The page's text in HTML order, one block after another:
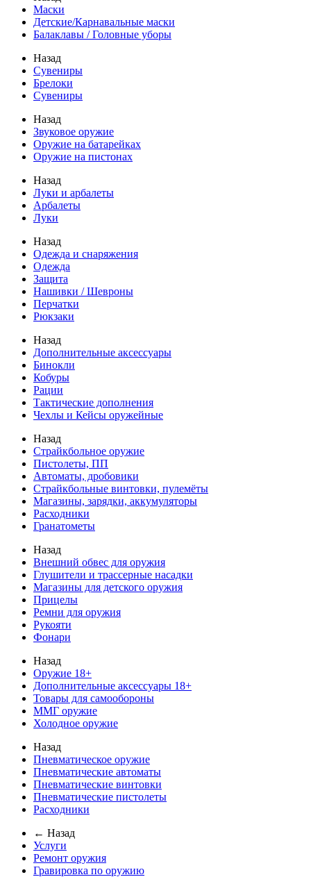
Маски
Детские/Карнавальные маски
Балаклавы / Головные уборы
Назад
Сувениры
Брелоки
Сувениры
Назад
Звуковое оружие
Оружие на батарейках
Оружие на пистонах
Назад
Луки и арбалеты
Арбалеты
Луки
Назад
Одежда и снаряжения
Одежда
Защита
Нашивки / Шевроны
Перчатки
Рюкзаки
Назад
Дополнительные аксессуары
Бинокли
Кобуры
Рации
Тактические дополнения
Чехлы и Кейсы оружейные
Назад
Страйкбольное оружие
Пистолеты, ПП
Автоматы, дробовики
Страйкбольные винтовки, пулемёты
Магазины, зарядки, аккумуляторы
Расходники
Гранатометы
Назад
Внешний обвес для оружия
Глушители и трассерные насадки
Магазины для детского оружия
Прицелы
Ремни для оружия
Рукояти
Фонари
Назад
Оружие 18+
Дополнительные аксессуары 18+
Товары для самообороны
ММГ оружие
Холодное оружие
Назад
Пневматическое оружие
Пневматические автоматы
Пневматические винтовки
Пневматические пистолеты
Расходники
← Назад
Услуги
Ремонт оружия
Гравировка по оружию